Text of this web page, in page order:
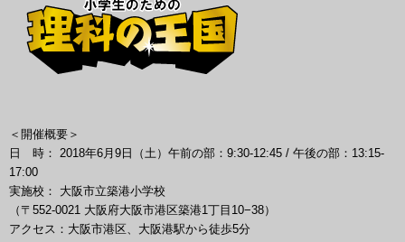
＜開催概要＞
日 時： 2018年6月9日（土）午前の部：9:30-12:45 / 午後の部：13:15-
17:00
実施校： 大阪市立築港小学校
（〒552-0021 大阪府大阪市港区築港1丁目10−38）
アクセス：大阪市港区、大阪港駅から徒歩5分